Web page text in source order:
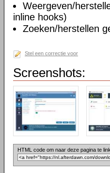
Weergeven/
inline hooks)
Zoeken/herstellen
Stel een correctie voor
Screenshots:
HTML code om naar deze pagina te